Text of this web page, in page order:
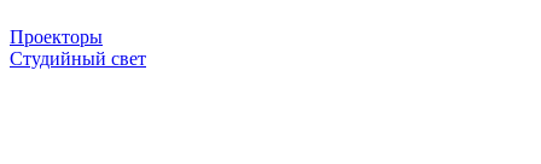
Проекторы
Студийный свет